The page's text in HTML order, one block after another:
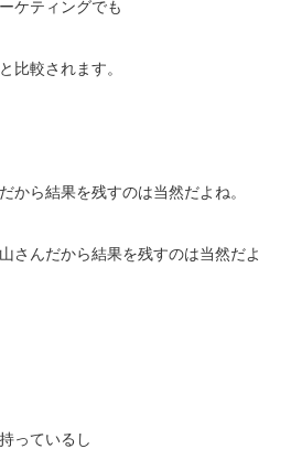
ケティングでも
比較されます。
から結果を残すのは当然だよね。
さんだから結果を残すのは当然だよ
っているし